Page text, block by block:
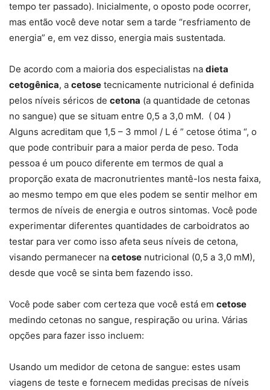
tempo ter passado). Inicialmente, o oposto pode ocorrer,
mas então você deve notar sem a tarde “resfriamento de
energia” e, em vez disso, energia mais sustentada.
De acordo com a maioria dos especialistas na dieta
cetogênica, a cetose tecnicamente nutricional é definida
pelos níveis séricos de cetona (a quantidade de cetonas
no sangue) que se situam entre 0,5 a 3,0 mM. ( 04 )
Alguns acreditam que 1,5 – 3 mmol / L é ” cetose ótima “, o
que pode contribuir para a maior perda de peso. Toda
pessoa é um pouco diferente em termos de qual a
proporção exata de macronutrientes mantê-los nesta faixa,
ao mesmo tempo em que eles podem se sentir melhor em
termos de níveis de energia e outros sintomas. Você pode
experimentar diferentes quantidades de carboidratos ao
testar para ver como isso afeta seus níveis de cetona,
visando permanecer na cetose nutricional (0,5 a 3,0 mM),
desde que você se sinta bem fazendo isso.
Você pode saber com certeza que você está em cetose
medindo cetonas no sangue, respiração ou urina. Várias
opções para fazer isso incluem:
Usando um medidor de cetona de sangue: estes usam
viagens de teste e fornecem medidas precisas de níveis